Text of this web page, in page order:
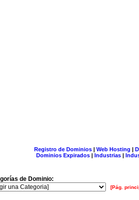
Registro de Dominios| Web Hosting |
Dominios Expirados | Industrias |
de Dominio:
[Pág.